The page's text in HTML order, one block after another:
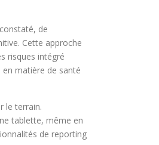
de
Cette approche
risques intégré
matière de santé
le terrain.
tablette, même en
de reporting